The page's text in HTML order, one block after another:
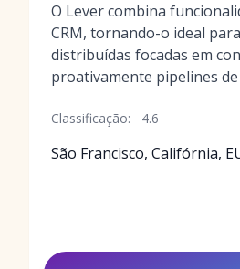
O Lever combina
CRM, tornando-o ideal
distribuídas focadas em
proativamente pipelines
Classificação: 4.6
São Francisco, Califórnia,